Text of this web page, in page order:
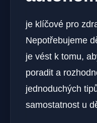
je klíčové pro
Nepotřebujeme
je vést k tomu,
poradit a
jednoduchých
samostatnost u